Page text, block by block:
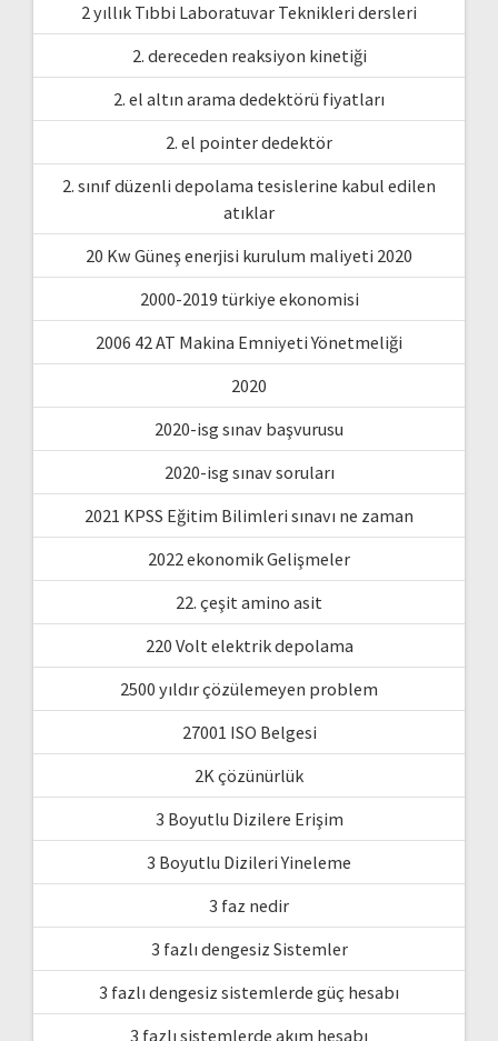
2 yıllık Tıbbi Laboratuvar Teknikleri dersleri
2. dereceden reaksiyon kinetiği
2. el altın arama dedektörü fiyatları
2. el pointer dedektör
2. sınıf düzenli depolama tesislerine kabul edilen
atıklar
20 Kw Güneş enerjisi kurulum maliyeti 2020
2000-2019 türkiye ekonomisi
2006 42 AT Makina Emniyeti Yönetmeliği
2020
2020-isg sınav başvurusu
2020-isg sınav soruları
2021 KPSS Eğitim Bilimleri sınavı ne zaman
2022 ekonomik Gelişmeler
22. çeşit amino asit
220 Volt elektrik depolama
2500 yıldır çözülemeyen problem
27001 ISO Belgesi
2K çözünürlük
3 Boyutlu Dizilere Erişim
3 Boyutlu Dizileri Yineleme
3 faz nedir
3 fazlı dengesiz Sistemler
3 fazlı dengesiz sistemlerde güç hesabı
3 fazlı sistemlerde akım hesabı